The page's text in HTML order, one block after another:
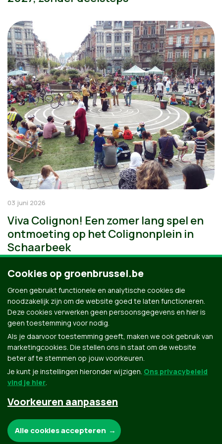
03 juni 2026
Viva Colignon! Een zomer lang spel en
ontmoeting op het Colignonplein in
Schaarbeek
Groen.be
Cookies op groenbrussel.be
Groen gebruikt functionele en analytische cookies die
noodzakelijk zijn om de website goed te laten functioneren.
Deze cookies verwerken geen persoonsgegevens en hier is
geen toestemming voor nodig.
Als je daarvoor toestemming geeft, maken we ook gebruik van
marketingcookies. Die stellen ons in staat om de website
beter af te stemmen op jouw voorkeuren.
Je kunt je instellingen hieronder wijzigen. Ons privacybeleid
vind je hier.
Voorkeuren aanpassen
Alle cookies accepteren